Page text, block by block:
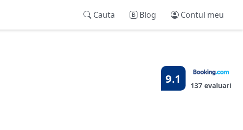
Cauta Blog Contul meu
9.1 137 evaluari